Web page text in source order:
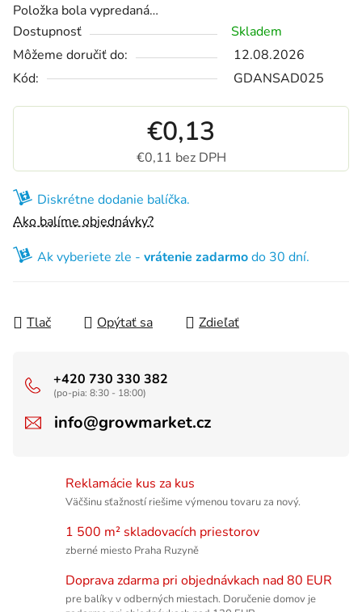
Položka bola vypredaná…
Dostupnosť
Skladem
Môžeme doručiť do:
12.08.2026
Kód:
GDANSAD025
€0,13
€0,11 bez DPH
Diskrétne dodanie balíčka.
Ako balíme objednávky?
Ak vyberiete zle - vrátenie zadarmodo 30 dní.
Tlač Opýtať sa Zdieľať
+420 730 330 382
(po-pia: 8:30 - 18:00)
info@growmarket.cz
Reklamácie kus za kus
Väčšinu sťažností riešime výmenou tovaru za nový.
1 500 m² skladovacích priestorov
zberné miesto Praha Ruzyně
Doprava zdarma pri objednávkach nad 80 EUR
pre balíky v odberných miestach. Doručenie domov je